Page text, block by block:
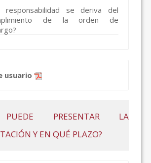
responsabilidad se deriva del
de la orden de
usuario
PRESENTAR LA
Y EN QUÉ PLAZO?